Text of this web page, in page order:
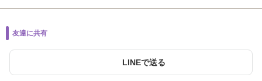
友達に共有
LINEで送る